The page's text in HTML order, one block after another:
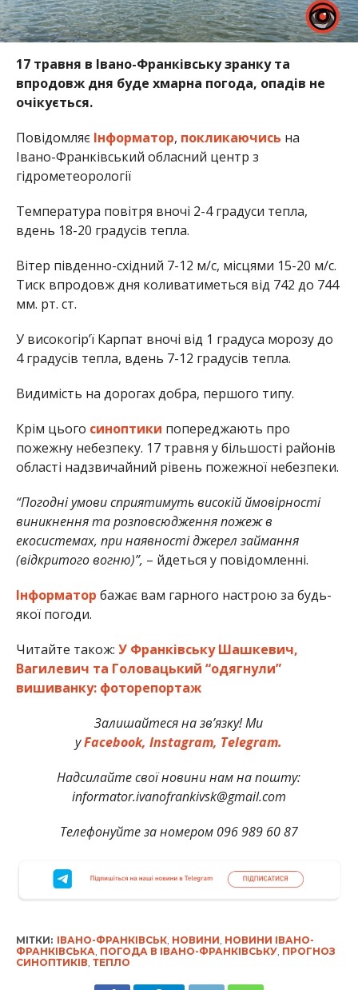
17 травня в Івано-Франківську зранку та
впродовж дня буде хмарна погода, опадів не
очікується.
Повідомляє Інформатор, покликаючись на
Івано-Франківський обласний центр з
гідрометеорології
Температура повітря вночі 2-4 градуси тепла,
вдень 18-20 градусів тепла.
Вітер південно-східний 7-12 м/с, місцями 15-20 м/с.
Тиск впродовж дня коливатиметься від 742 до 744
мм. рт. ст.
У високогір’ї Карпат вночі від 1 градуса морозу до
4 градусів тепла, вдень 7-12 градусів тепла.
Видимість на дорогах добра, першого типу.
Крім цього синоптики попереджають про
пожежну небезпеку. 17 травня у більшості районів
області надзвичайний рівень пожежної небезпеки.
“Погодні умови сприятимуть високій ймовірності
виникнення та розповсюдження пожеж в
екосистемах, при наявності джерел займання
(відкритого вогню)”, – йдеться у повідомленні.
Інформатор бажає вам гарного настрою за будь-
якої погоди.
Читайте також: У Франківську Шашкевич,
Вагилевич та Головацький “одягнули”
вишиванку: фоторепортаж
Залишайтеся на зв’язку! Ми
уFacebook, Instagram, Telegram.
Надсилайте свої новини нам на пошту:
informator.ivanofrankivsk@gmail.com
Телефонуйте за номером 096 989 60 87
МІТКИ: ІВАНО-ФРАНКІВСЬК, НОВИНИ НОВИНИ ІВАНО-
ФРАНКІВСЬКА ПОГОДА В ІВАНО-ФРАНКІВСЬКУ, ПРОГНОЗ
СИНОПТИКІВ ТЕПЛО